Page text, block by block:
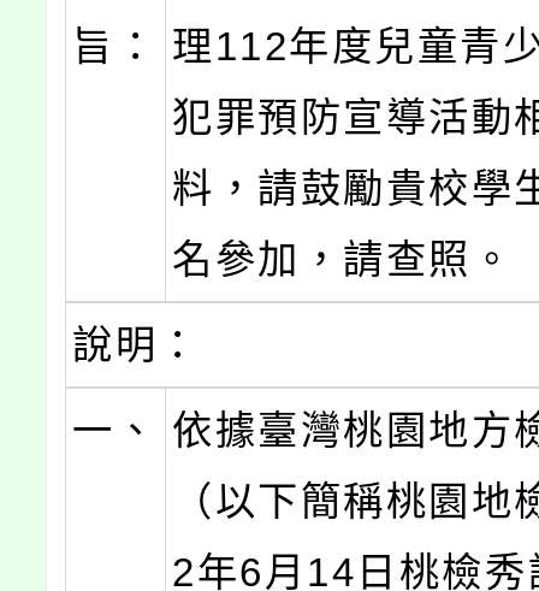
旨：
理112年度兒童青
犯罪預防宣導活動
料，請鼓勵貴校學
名參加，請查照。
說明：
一、
依據臺灣桃園地方
（以下簡稱桃園地
2年6月14日桃檢秀